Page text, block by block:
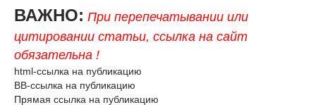
ВАЖНО: При перепечатывании или
цитировании статьи, ссылка на сайт
обязательна !
html-ссылка на публикацию
BB-ссылка на публикацию
Прямая ссылка на публикацию